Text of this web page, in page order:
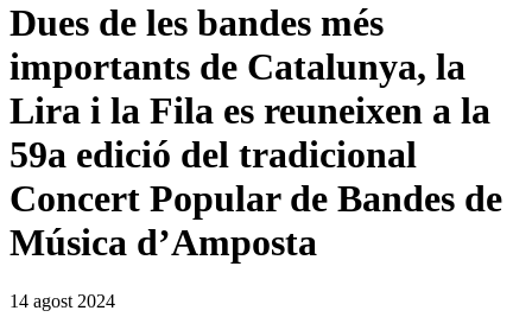
Dues de les bandes més
importants de Catalunya, la
Lira i la Fila es reuneixen a la
59a edició del tradicional
Concert Popular de Bandes de
Música d’Amposta
14 agost 2024